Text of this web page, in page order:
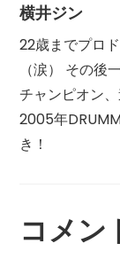
横井ジン
22歳までプロ
（涙） その
チャンピオン
2005年
き！
コメン